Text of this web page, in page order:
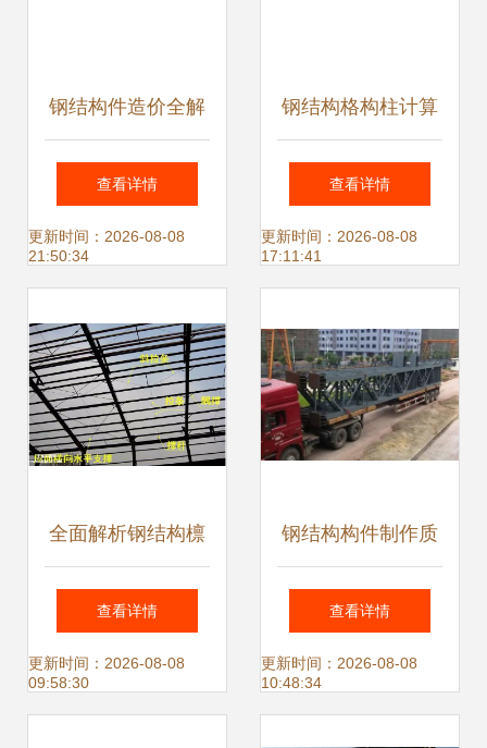
钢结构件造价全解
析 从材料到成品的
价格构成
查看详情
更新时间：2026-08-08
21:50:34
钢结构格构柱计算
与套价要点解析
查看详情
更新时间：2026-08-08
17:11:41
全面解析钢结构檩
条计算方法
查看详情
更新时间：2026-08-08
09:58:30
钢结构构件制作质
量未达到要求的典
型表现与深入分析
查看详情
更新时间：2026-08-08
10:48:34